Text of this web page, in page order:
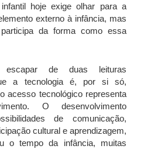
hoje exige olhar para a
externo à infância, mas
da forma como essa
escapar de duas leituras
a tecnologia é, por si só,
acesso tecnológico representa
O desenvolvimento
de comunicação,
cultural e aprendizagem,
o tempo da infância, muitas